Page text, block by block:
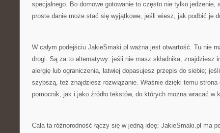
specjalnego. Bo domowe gotowanie to często nie tylko jedzenie,
proste danie może stać się wyjątkowe, jeśli wiesz, jak podbić je
W całym podejściu JakieSmaki.pl ważna jest otwartość. Tu nie
drogi. Są za to alternatywy: jeśli nie masz składnika, znajdziesz
alergię lub ograniczenia, łatwiej dopasujesz przepis do siebie;
szybszą, też znajdziesz rozwiązanie. Właśnie dzięki temu strona
pomocnik, jak i jako źródło tekstów, do których można wracać w
Cała ta różnorodność łączy się w jedną ideę: JakieSmaki.pl ma